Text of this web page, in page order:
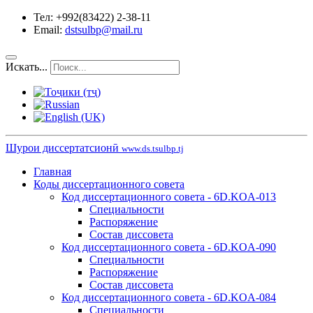
Тел: +992(83422) 2-38-11
Email: dstsulbp@mail.ru
Искать...
Шурои диссертатсионӣ www.ds.tsulbp.tj
Главная
Коды диссертационного совета
Код диссертационного совета - 6D.KOA-013
Специальности
Распоряжение
Состав диссовета
Код диссертационного совета - 6D.KOA-090
Специальности
Распоряжение
Состав диссовета
Код диссертационного совета - 6D.KOA-084
Специальности